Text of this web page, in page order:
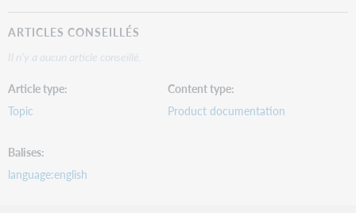
ARTICLES CONSEILLÉS
Il n'y a aucun article conseillé.
Article type
Topic
Content type
Product documentation
Balises
language:english